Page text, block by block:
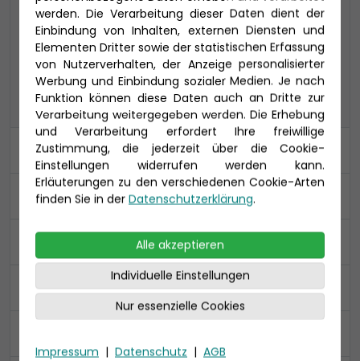
COMFORT ALL IN PREMIUM ALL IN
PREMIUM
Kabine
An- und Abreise
Reiseversicherung
werden. Die Verarbeitung dieser Daten dient der
Einbindung von Inhalten, externen Diensten und
Elementen Dritter sowie der statistischen Erfassung
von Nutzerverhalten, der Anzeige personalisierter
Werbung und Einbindung sozialer Medien. Je nach
Funktion können diese Daten auch an Dritte zur
Verarbeitung weitergegeben werden. Die Erhebung
und Verarbeitung erfordert Ihre freiwillige
Zustimmung, die jederzeit über die Cookie-
Einstellungen widerrufen werden kann.
Erläuterungen zu den verschiedenen Cookie-Arten
finden Sie in der Datenschutzerklärung.
Alle akzeptieren
Individuelle Einstellungen
Nur essenzielle Cookies
Impressum | Datenschutz | AGB